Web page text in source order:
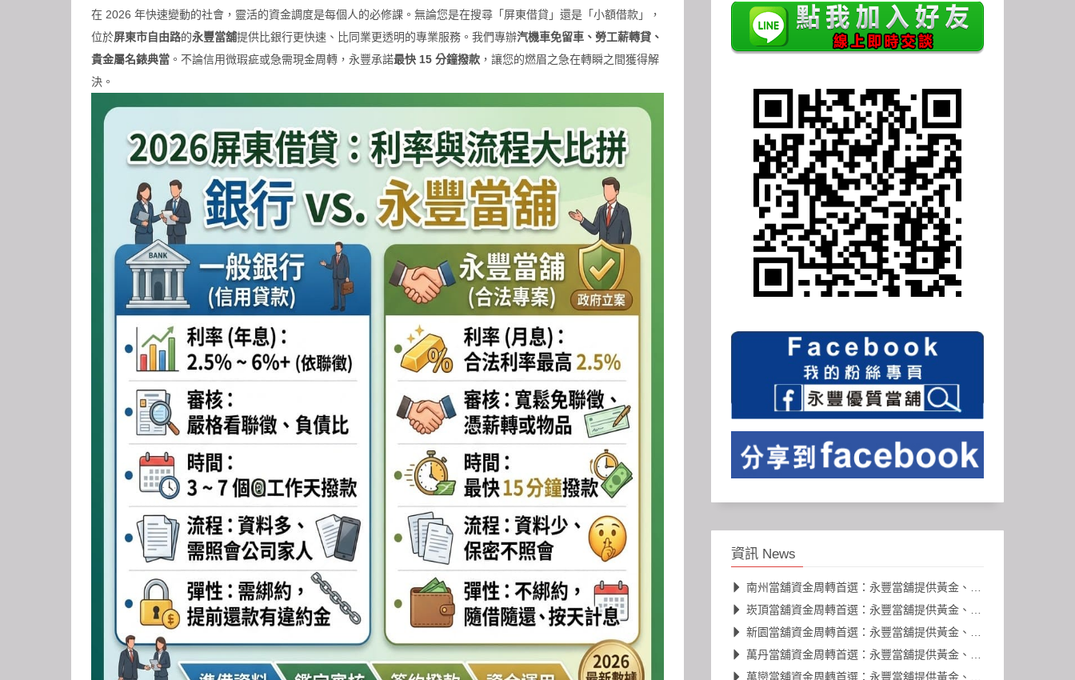
在 2026 年快速變動的社會，靈活的資金調度是每個人的必修課。無論您是在搜尋「屏東借貸」還是「小額借款」，
位於屏東市自由路的永豐當舖提供比銀行更快速、比同業更透明的專業服務。我們專辦汽機車免留車、勞工薪轉貸、
貴金屬名錶典當 。不論信用微瑕疵或急需現金周轉，永豐承諾最快 15 分鐘撥款 ，讓您的燃眉之急在轉瞬之間獲得解
決。
資訊 News
南州當舖資金周轉首選：永豐當舖提供黃金、名錶、K金高價典當
崁頂當舖資金周轉首選：永豐當舖提供黃金、名錶、K金高價典當
新園當舖資金周轉首選：永豐當舖提供黃金、名錶、K金高價典當
萬丹當舖資金周轉首選：永豐當舖提供黃金、名錶、K金高價典當
萬巒當舖資金周轉首選：永豐當舖提供黃金、名錶、K金高價典當